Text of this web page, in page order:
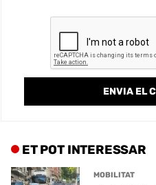
ET POT INTERESSAR
MOBILITAT